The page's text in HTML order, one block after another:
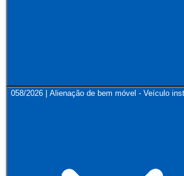
058/2026 | Alienação de bem móvel - Veículo